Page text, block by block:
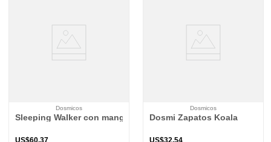
Dosmicos
Sleeping Walker con mangas Jirafas rosé TOG 2.0
US$60.37
Dosmicos
Dosmi Zapatos Koala
US$32.54